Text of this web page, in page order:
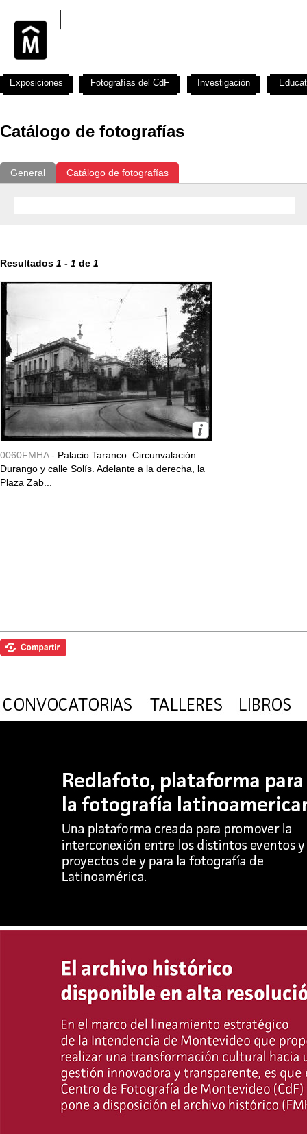
Catálogo de fotografías
General Catálogo de fotografías
Resultados 1 - 1 de 1
0060FMHA - Palacio Taranco. Circunvalación
Durango y calle Solís. Adelante a la derecha, la
Plaza Zab...
Exposiciones Fotografías del CdF Investigación